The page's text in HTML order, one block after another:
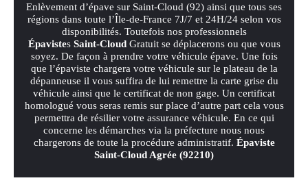
Enlèvement d’épave sur Saint‑Cloud (92) ainsi que tous ses
régions dans toute l’Île-de-France 7J/7 et 24H/24 selon vos
disponibilités. Toutefois nos professionnels
ÉpavistesSaint‑CloudGratuit se déplacerons ou que vous
soyez. De façon à prendre votre véhicule épave. Une fois
que l’épaviste chargera votre véhicule sur le plateau de la
dépanneuse il vous suffira de lui remettre la carte grise du
véhicule ainsi que le certificat de non gage. Un certificat
homologué vous seras remis sur place d’autre part cela vous
permettra de résilier votre assurance véhicule. En ce qui
concerne les démarches via la préfecture nous nous
chargerons de toute la procédure administratif. Épaviste
Saint‑Cloud Agrée (92210)